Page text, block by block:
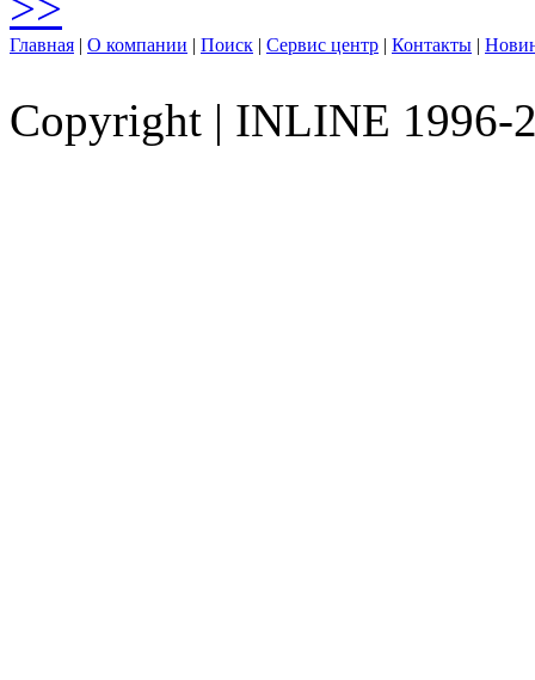
Главная | О компании | Поиск | Сервис центр | Контакты |
Copyright | INLINE 1996-